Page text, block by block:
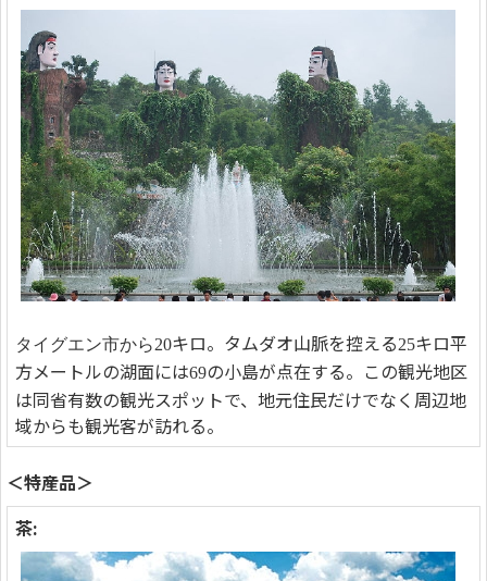
タイグエン市から20キロ。タムダオ山脈を控える25キロ平
方メートルの湖面には69の小島が点在する。この観光地区
は同省有数の観光スポットで、地元住民だけでなく周辺地
域からも観光客が訪れる。
＜特産品＞
茶: